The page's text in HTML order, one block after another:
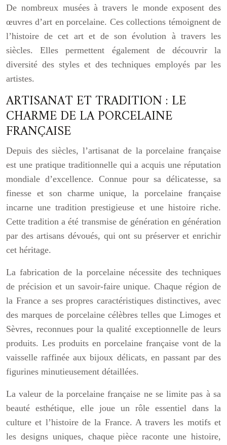
De nombreux musées à travers le monde exposent des
œuvres d’art en porcelaine. Ces collections témoignent de
l’histoire de cet art et de son évolution à travers les
siècles. Elles permettent également de découvrir la
diversité des styles et des techniques employés par les
artistes.
ARTISANAT ET TRADITION : LE
CHARME DE LA PORCELAINE
FRANÇAISE
Depuis des siècles, l’artisanat de la porcelaine française
est une pratique traditionnelle qui a acquis une réputation
mondiale d’excellence. Connue pour sa délicatesse, sa
finesse et son charme unique, la porcelaine française
incarne une tradition prestigieuse et une histoire riche.
Cette tradition a été transmise de génération en génération
par des artisans dévoués, qui ont su préserver et enrichir
cet héritage.
La fabrication de la porcelaine nécessite des techniques
de précision et un savoir-faire unique. Chaque région de
la France a ses propres caractéristiques distinctives, avec
des marques de porcelaine célèbres telles que Limoges et
Sèvres, reconnues pour la qualité exceptionnelle de leurs
produits. Les produits en porcelaine française vont de la
vaisselle raffinée aux bijoux délicats, en passant par des
figurines minutieusement détaillées.
La valeur de la porcelaine française ne se limite pas à sa
beauté esthétique, elle joue un rôle essentiel dans la
culture et l’histoire de la France. A travers les motifs et
les designs uniques, chaque pièce raconte une histoire,